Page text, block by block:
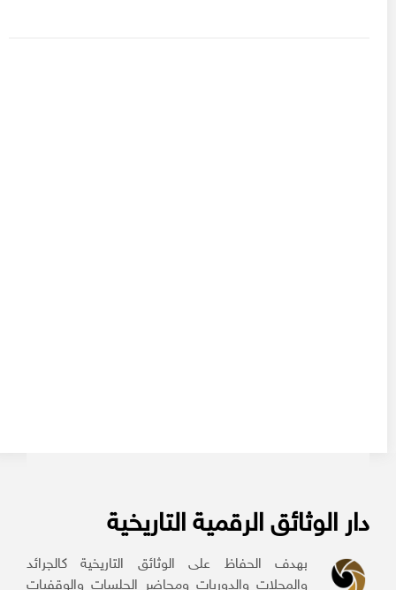
دار الوثائق الرقمية التاريخية
بهدف الحفاظ على الوثائق التاريخية كالجرائد
والمجلات والدوريات ومحاضر الجلسات والوقفيات